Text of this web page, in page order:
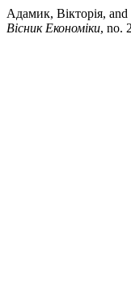
Адамик, Вікторія,
Вісник Економіки, no.